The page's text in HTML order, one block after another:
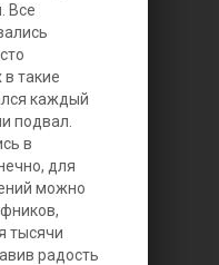
Все
такие
каждый
подвал.
в
для
можно
тысячи
радость